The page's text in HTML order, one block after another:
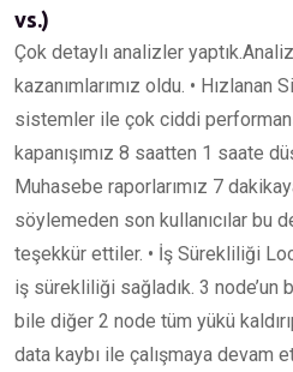
vs.)
Çok detaylı analizler
kazanımlarımız oldu. • Hızlanan
sistemler ile çok ciddi
kapanışımız 8 saatten 1 saate
Muhasebe raporlarımız 7
söylemeden son kullanıcılar bu
teşekkür ettiler. • İş Sürekliliği
iş sürekliliği sağladık. 3
bile diğer 2 node tüm yükü
data kaybı ile çalışmaya devam